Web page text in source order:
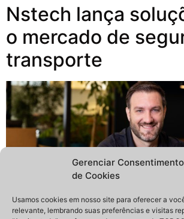
Gerenciar Consentimento
de Cookies
Usamos cookies em nosso site para oferecer a
relevante, lembrando suas preferências e visitas
Nstech lança
o mercado de
transporte